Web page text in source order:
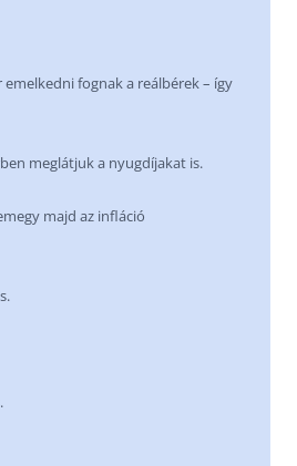
fognak a reálbérek – így
meglátjuk a nyugdíjakat is.
majd az infláció